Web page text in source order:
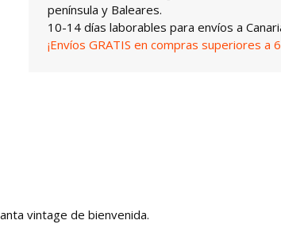
península y Baleares.
10-14 días laborables para envíos a
¡Envíos GRATIS en compras superiores a
vintage de bienvenida.